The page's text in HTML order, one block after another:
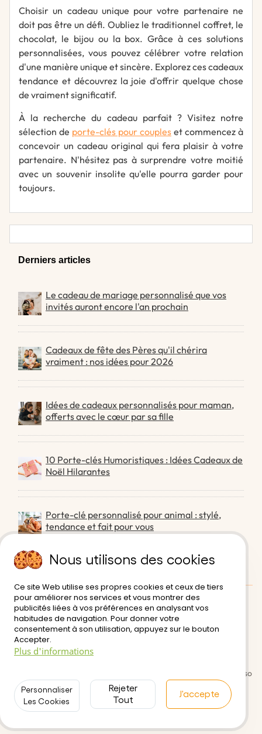
Derniers articles
Le cadeau de mariage personnalisé que vos
invités auront encore l'an prochain
Cadeaux de fête des Pères qu'il chérira
vraiment : nos idées pour 2026
Idées de cadeaux personnalisés pour maman,
offerts avec le cœur par sa fille
10 Porte-clés Humoristiques : Idées Cadeaux de
Noël Hilarantes
Porte-clé personnalisé pour animal : stylé,
tendance et fait pour vous
Choisir un cadeau unique pour votre partenaire ne
doit pas être un défi. Oubliez le traditionnel coffret, le
chocolat, le bijou ou la box. Grâce à ces solutions
personnalisées, vous pouvez célébrer votre relation
d'une manière unique et sincère. Explorez ces cadeaux
tendance et découvrez la joie d'offrir quelque chose
de vraiment significatif.
À la recherche du cadeau parfait ? Visitez notre
sélection de porte-clés pour couples et commencez à
concevoir un cadeau original qui fera plaisir à votre
partenaire. N'hésitez pas à surprendre votre moitié
avec un souvenir insolite qu'elle pourra garder pour
toujours.
Livraison
Conditions d'utilisation
Paiement sécurisé
Contactez-nous | Portecleperso
nnalise.com
Avis des clients: 0/5
Nous utilisons des cookies
Ce site Web utilise ses propres cookies et ceux de tiers
pour améliorer nos services et vous montrer des
publicités liées à vos préférences en analysant vos
habitudes de navigation. Pour donner votre
consentement à son utilisation, appuyez sur le bouton
Accepter.
Plus d'informations
Personnaliser
Les Cookies
Rejeter
Tout
J'accepte